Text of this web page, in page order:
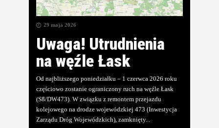
29 maja 2026
Uwaga! Utrudnienia
na węźle Łask
Od najbliższego poniedziałku – 1 czerwca 2026 roku
częściowo zostanie ograniczony ruch na węźle Łask
(S8/DW473). W związku z remontem przejazdu
kolejowego na drodze wojewódzkiej 473 (Inwestycja
Zarządu Dróg Wojewódzkich), zamknięty